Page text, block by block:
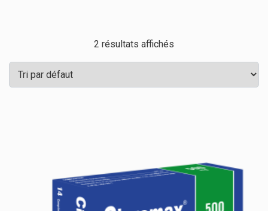
2 résultats affichés